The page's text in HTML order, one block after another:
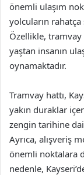
önemli ulaşım
yolcuların
Özellikle, tramvay
yaştan insanın
oynamaktadır.
Tramvay hattı,
yakın duraklar
zengin tarihine
Ayrıca, alışveriş
önemli noktalara
nedenle,